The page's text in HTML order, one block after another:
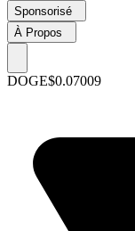
Sponsorisé
À Propos
DOGE$0.07009